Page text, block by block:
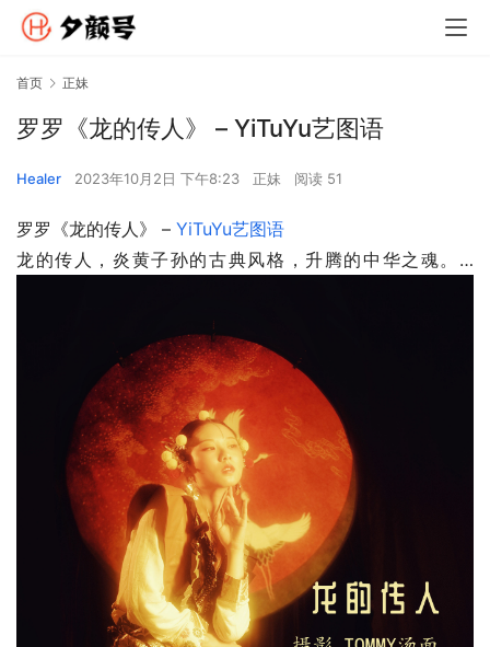
首页 正妹
罗罗《龙的传人》 – YiTuYu艺图语
Healer 2023年10月2日 下午8:23 正妹 阅读 51
罗罗《龙的传人》 – YiTuYu艺图语
龙的传人，炎黄子孙的古典风格，升腾的中华之魂。…